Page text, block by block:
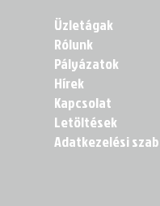
Üzletágak
Rólunk
Pályázatok
Hírek
Kapcsolat
Letöltések
Adatkezelési